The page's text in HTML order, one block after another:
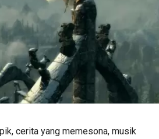
cerita yang memesona, musik